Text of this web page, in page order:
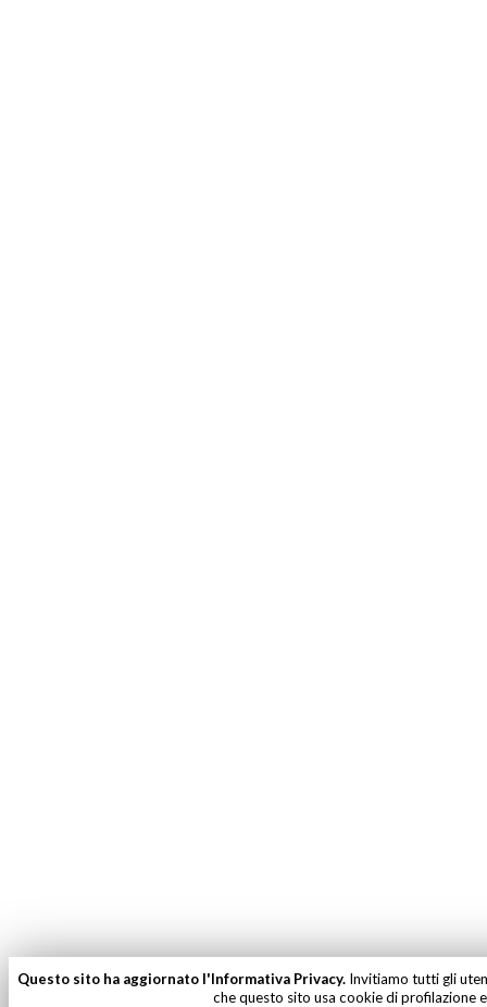
Questo sito ha aggiornato l'Informativa Privacy.Invitiamo tutti gli
che questo sito usa cookie di profilazione